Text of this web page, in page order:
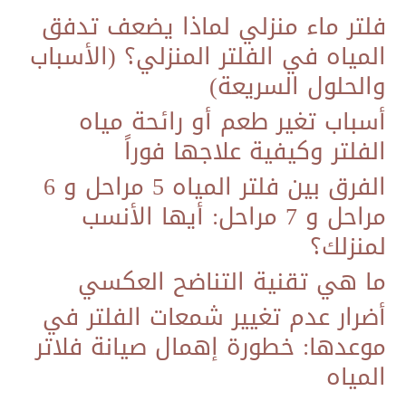
فلتر ماء منزلي لماذا يضعف تدفق
المياه في الفلتر المنزلي؟ (الأسباب
والحلول السريعة)
أسباب تغير طعم أو رائحة مياه
الفلتر وكيفية علاجها فوراً
الفرق بين فلتر المياه 5 مراحل و 6
مراحل و 7 مراحل: أيها الأنسب
لمنزلك؟
ما هي تقنية التناضح العكسي
​أضرار عدم تغيير شمعات الفلتر في
موعدها: خطورة إهمال صيانة فلاتر
المياه